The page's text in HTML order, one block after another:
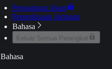
Pengaturan Akun
Pemeriksaan Jaringan
Bahasa
Keluar Semua Perangkat
Bahasa